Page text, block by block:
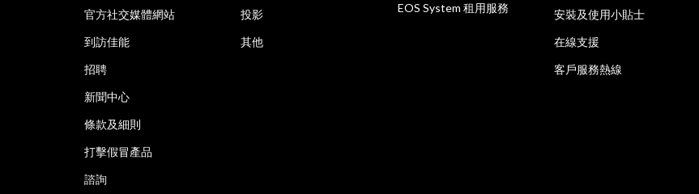
官方社交媒體網站
到訪佳能
招聘
新聞中心
條款及細則
打擊假冒產品
諮詢
投影
其他
EOS System 租用服務
安裝及使用小貼士
在線支援
客戶服務熱線